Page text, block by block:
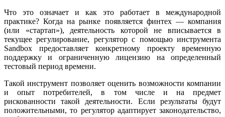
Что это означает и как это работает в международной
практике? Когда на рынке появляется финтех — компания
(или «стартап»), деятельность которой не вписывается в
текущее регулирование, регулятор с помощью инструмента
Sandbox предоставляет конкретному проекту временную
поддержку и ограниченную лицензию на определенный
тестовый период времени.
Такой инструмент позволяет оценить возможности компании
и опыт потребителей, в том числе и на предмет
рискованности такой деятельности. Если результаты будут
положительными, то регулятор адаптирует законодательство,